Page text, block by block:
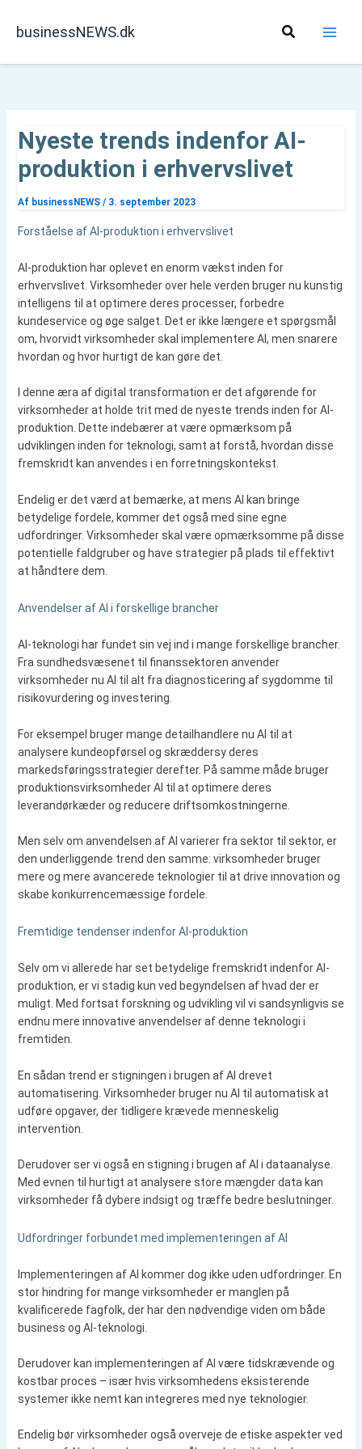
businessNEWS.dk Søg
Nyeste trends indenfor AI-
produktion i erhvervslivet
Af businessNEWS / 3. september 2023
Forståelse af AI-produktion i erhvervslivet
AI-produktion har oplevet en enorm vækst inden for
erhvervslivet. Virksomheder over hele verden bruger nu kunstig
intelligens til at optimere deres processer, forbedre
kundeservice og øge salget. Det er ikke længere et spørgsmål
om, hvorvidt virksomheder skal implementere AI, men snarere
hvordan og hvor hurtigt de kan gøre det.
I denne æra af digital transformation er det afgørende for
virksomheder at holde trit med de nyeste trends inden for AI-
produktion. Dette indebærer at være opmærksom på
udviklingen inden for teknologi, samt at forstå, hvordan disse
fremskridt kan anvendes i en forretningskontekst.
Endelig er det værd at bemærke, at mens AI kan bringe
betydelige fordele, kommer det også med sine egne
udfordringer. Virksomheder skal være opmærksomme på disse
potentielle faldgruber og have strategier på plads til effektivt
at håndtere dem.
Anvendelser af AI i forskellige brancher
AI-teknologi har fundet sin vej ind i mange forskellige brancher.
Fra sundhedsvæsenet til finanssektoren anvender
virksomheder nu AI til alt fra diagnosticering af sygdomme til
risikovurdering og investering.
For eksempel bruger mange detailhandlere nu AI til at
analysere kundeopførsel og skræddersy deres
markedsføringsstrategier derefter. På samme måde bruger
produktionsvirksomheder AI til at optimere deres
leverandørkæder og reducere driftsomkostningerne.
Men selv om anvendelsen af ​​AI varierer fra sektor til sektor, er
den underliggende trend den samme: virksomheder bruger
mere og mere avancerede teknologier til at drive innovation og
skabe konkurrencemæssige fordele.
Fremtidige tendenser indenfor AI-produktion
Selv om vi allerede har set betydelige fremskridt indenfor AI-
produktion, er vi stadig kun ved begyndelsen af ​​hvad der er
muligt. Med fortsat forskning og udvikling vil vi sandsynligvis se
endnu mere innovative anvendelser af denne teknologi i
fremtiden.
En sådan trend er stigningen i brugen af ​​AI drevet
automatisering. Virksomheder bruger nu AI til automatisk at
udføre opgaver, der tidligere krævede menneskelig
intervention.
Derudover ser vi også en stigning i brugen af ​​AI i dataanalyse.
Med evnen til hurtigt at analysere store mængder data kan
virksomheder få dybere indsigt og træffe bedre beslutninger.
Udfordringer forbundet med implementeringen af ​​AI
Implementeringen af ​​AI kommer dog ikke uden udfordringer. En
stor hindring for mange virksomheder er manglen på
kvalificerede fagfolk, der har den nødvendige viden om både
business og AI-teknologi.
Derudover kan implementeringen af ​​AI være tidskrævende og
kostbar proces – især hvis virksomhedens eksisterende
systemer ikke nemt kan integreres med nye teknologier.
Endelig bør virksomheder også overveje de etiske aspekter ved